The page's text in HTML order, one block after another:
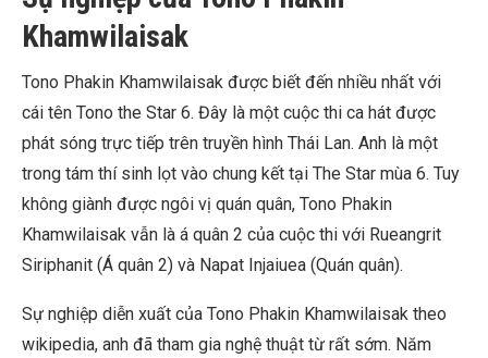
Khamwilaisak
Tono Phakin Khamwilaisak được biết đến nhiều nhất với
cái tên Tono the Star 6. Đây là một cuộc thi ca hát được
phát sóng trực tiếp trên truyền hình Thái Lan. Anh là một
trong tám thí sinh lọt vào chung kết tại The Star mùa 6. Tuy
không giành được ngôi vị quán quân, Tono Phakin
Khamwilaisak vẫn là á quân 2 của cuộc thi với Rueangrit
Siriphanit (Á quân 2) và Napat Injaiuea (Quán quân).
Sự nghiệp diễn xuất của Tono Phakin Khamwilaisak theo
wikipedia, anh đã tham gia nghệ thuật từ rất sớm. Năm